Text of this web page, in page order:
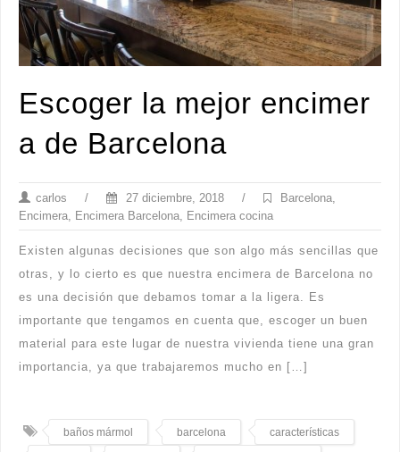
Escoger la mejor encimer
a de Barcelona
carlos / 27 diciembre, 2018 / Barcelona
Encimera
Encimera Barcelona Encimera cocina
Existen algunas decisiones que son algo más sencillas que
otras, y lo cierto es que nuestra encimera de Barcelona no
es una decisión que debamos tomar a la ligera. Es
importante que tengamos en cuenta que, escoger un buen
material para este lugar de nuestra vivienda tiene una gran
importancia, ya que trabajaremos mucho en […]
baños mármol barcelona características